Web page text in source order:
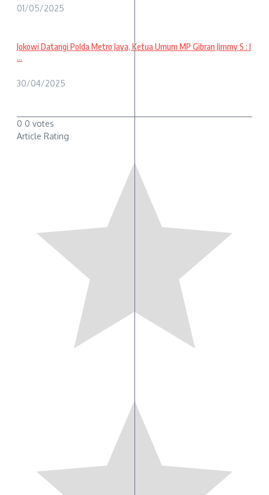
01/05/2025
Jokowi Datangi Polda Metro Jaya, Ketua Umum MP Gibran Jimmy S : I
...
30/04/2025
0 0 votes
Article Rating